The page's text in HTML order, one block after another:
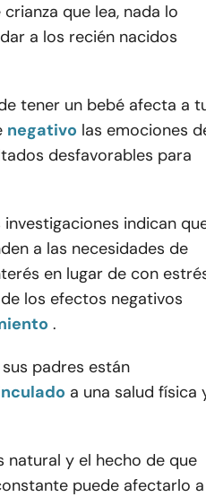
que lea, nada lo
a los recién nacidos
tener un bebé afecta a
negativo las emociones
desfavorables para
indican
a las necesidades de
en lugar de con
los efectos negativos
.
padres están
a una salud física
natural y el hecho de que
puede afectarlo a